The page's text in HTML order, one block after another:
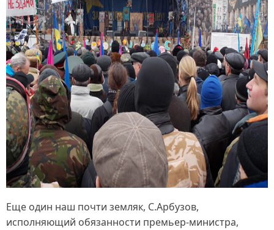
Еще один наш почти земляк, С.Арбузов,
исполняющий обязанности премьер-министра,